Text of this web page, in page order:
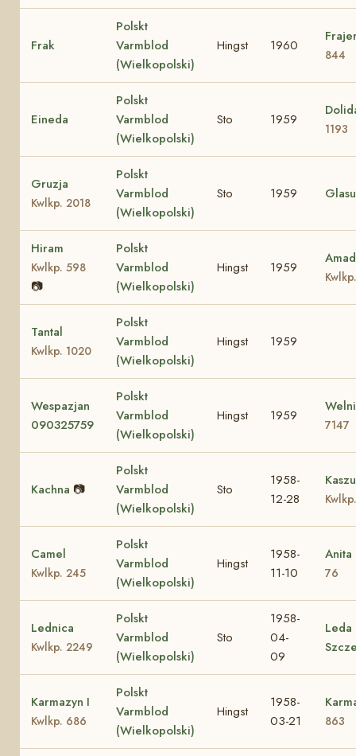
Frak
Polskt
Varmblod
(Wielkopolski)
Hingst 1960
844
Eineda
Polskt
Varmblod
(Wielkopolski)
Sto 1959
1193
Gruzja
Kwlkp. 2018
Polskt
Varmblod
(Wielkopolski)
Sto 1959
Hiram
Kwlkp. 598
📷
Polskt
Varmblod
(Wielkopolski)
Hingst 1959
Tantal
Kwlkp. 1020
Polskt
Varmblod
(Wielkopolski)
Hingst 1959
Wespazjan
090325759
Polskt
Varmblod
(Wielkopolski)
Hingst 1959
7147
Kachna 📷
Polskt
Varmblod
(Wielkopolski)
Sto
1958-
12-28
Camel
Kwlkp. 245
Polskt
Varmblod
(Wielkopolski)
Hingst
1958-
11-10
76
Lednica
Kwlkp. 2249
Polskt
Varmblod
(Wielkopolski)
Sto
1958-
04-
09
Leda
Karmazyn I
Kwlkp. 686
Polskt
Varmblod
(Wielkopolski)
Hingst
1958-
03-21
863